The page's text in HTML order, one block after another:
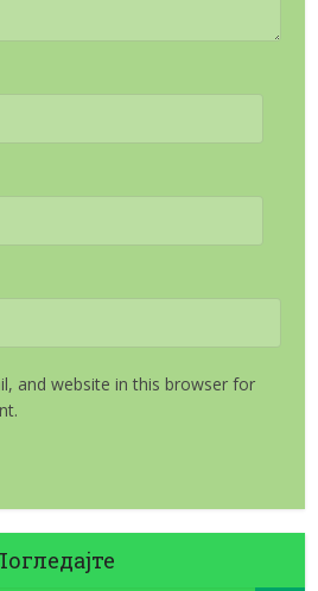
and website in this browser for